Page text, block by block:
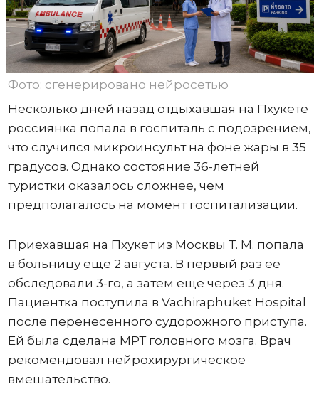
Фото: сгенерировано нейросетью
Несколько дней назад отдыхавшая на Пхукете
россиянка попала в госпиталь с подозрением,
что случился микроинсульт на фоне жары в 35
градусов. Однако состояние 36-летней
туристки оказалось сложнее, чем
предполагалось на момент госпитализации.
Приехавшая на Пхукет из Москвы Т. М. попала
в больницу еще 2 августа. В первый раз ее
обследовали 3-го, а затем еще через 3 дня.
Пациентка поступила в Vachiraphuket Hospital
после перенесенного судорожного приступа.
Ей была сделана МРТ головного мозга. Врач
рекомендовал нейрохирургическое
вмешательство.